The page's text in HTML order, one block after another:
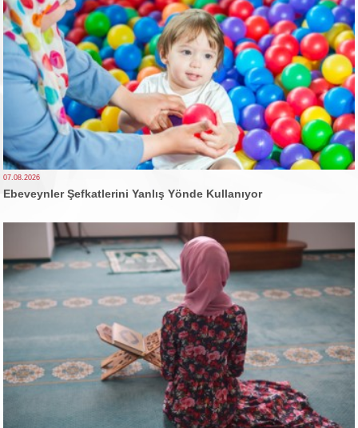
07.08.2026
Ebeveynler Şefkatlerini Yanlış Yönde Kullanıyor